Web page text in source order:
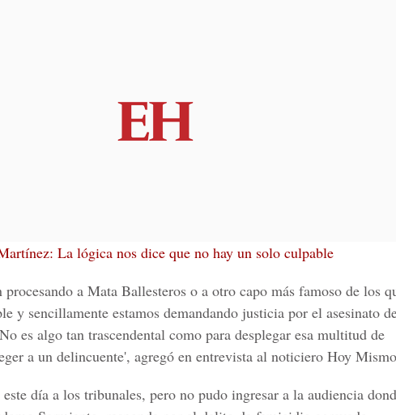
La lógica nos dice que no hay un solo culpable
a Mata Ballesteros o a otro capo más famoso de los
y sencillamente estamos demandando justicia por el asesinato
es algo tan trascendental como para desplegar esa multitud de
a un delincuente', agregó en entrevista al noticiero Hoy
día a los tribunales, pero no pudo ingresar a la audiencia